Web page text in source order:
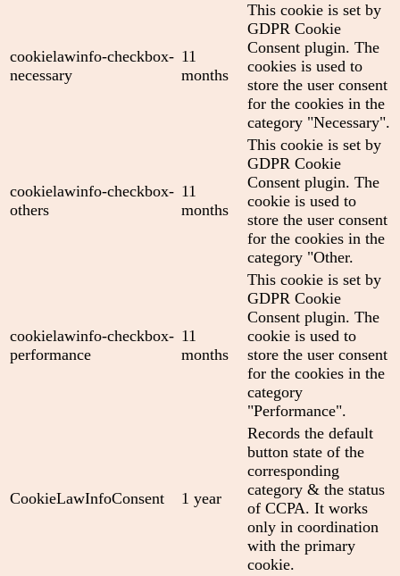
cookielawinfo-checkbox-
necessary
11
months
This cookie is set by
GDPR Cookie
Consent plugin. The
cookies is used to
store the user consent
for the cookies in the
category "Necessary".
cookielawinfo-checkbox-
others
11
months
This cookie is set by
GDPR Cookie
Consent plugin. The
cookie is used to
store the user consent
for the cookies in the
category "Other.
cookielawinfo-checkbox-
performance
11
months
This cookie is set by
GDPR Cookie
Consent plugin. The
cookie is used to
store the user consent
for the cookies in the
category
"Performance".
CookieLawInfoConsent 1 year
Records the default
button state of the
corresponding
category & the status
of CCPA. It works
only in coordination
with the primary
cookie.